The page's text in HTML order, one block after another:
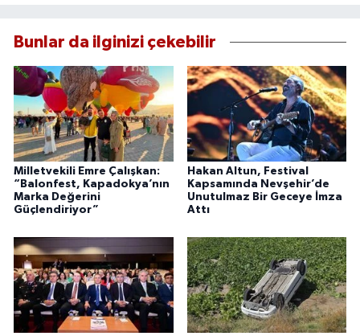
Bunlar da ilginizi çekebilir
Milletvekili Emre Çalışkan:
“Balonfest, Kapadokya’nın
Marka Değerini
Güçlendiriyor”
Hakan Altun, Festival
Kapsamında Nevşehir’de
Unutulmaz Bir Geceye İmza
Attı